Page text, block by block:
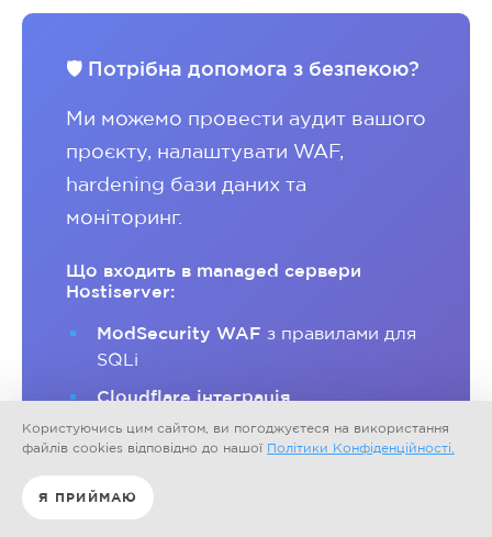
🛡️ Потрібна допомога з безпекою?
Ми можемо провести аудит вашого
проєкту, налаштувати WAF,
hardening бази даних та
моніторинг.
Що входить в managed сервери
Hostiserver:
ModSecurity WAF з правилами для
SQLi
Cloudflare інтеграція
MySQL hardeningза нашими
стандартами
Окремі database користувачі
Користуючись цим сайтом, ви погоджуєтеся на використання
файлів cookies відповідно до нашої Політики Конфіденційності.
Я ПРИЙМАЮ